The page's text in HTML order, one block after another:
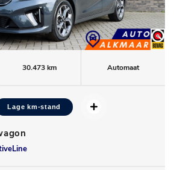
30.473 km Automaat
Lage km-stand